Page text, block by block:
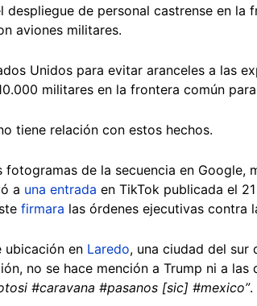
de personal castrense en la
aviones militares.
Unidos para evitar aranceles a las
militares en la frontera común
tiene relación con estos hechos.
de la secuencia en Google,
a una entrada en TikTok publicada el
firmara las órdenes ejecutivas contra
ubicación en Laredo, una ciudad del sur
no se hace mención a Trump ni a
#caravana #pasanos [sic] #mexico”.